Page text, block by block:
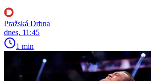
Pražská Drbna
dnes, 11:45
1 min